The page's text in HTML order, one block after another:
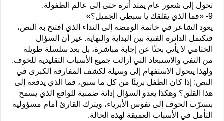
تحول إلى شعور عام يمتد أثره حتى إلى عالم الطفولة.
9- «فما الذي يقلقك يا سبطي الجميل؟»
يعود الشاعر في خاتمة الومضة إلى النداء الذي افتتح به النص،
فتكتمل الدائرة الفنية بين البداية والنهاية. غير أن السؤال
الختامي لا يأتي بحثًا عن إجابة مباشرة، بل بعد سلسلة طويلة
من النفي والاستبعاد التي أزالت جميع الأسباب التقليدية للخوف.
ولهذا يتحول الاستفهام إلى وسيلة لكشف المفارقة الكبرى في
النص: إذا كان الطفل بريئًا من كل ما سبق، فما الذي يدفعه إلى
هذا القلق؟ وهكذا يغدو السؤال إدانة ضمنية للواقع الذي يسمح
بتسرّب الخوف إلى نفوس الأبرياء، ويترك القارئ أمام مسؤولية
التأمل في الأسباب العميقة لهذه الحالة.